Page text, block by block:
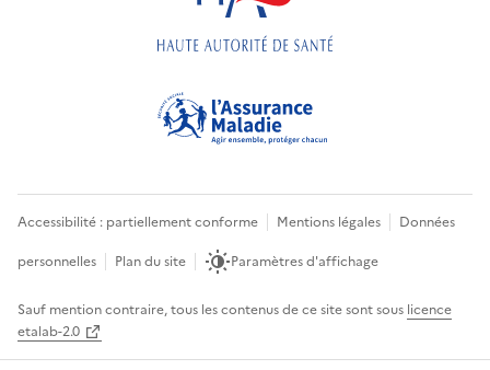
Accessibilité : partiellement conforme Mentions légales
Données
personnelles
Plan du site Paramètres d'affichage
Sauf mention contraire, tous les contenus de ce site sont sous licence
etalab-2.0